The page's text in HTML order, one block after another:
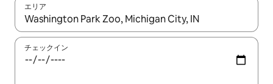
エリア
検索結果が表示されたら、上下の矢印キーを使って移動するか
チェックイン